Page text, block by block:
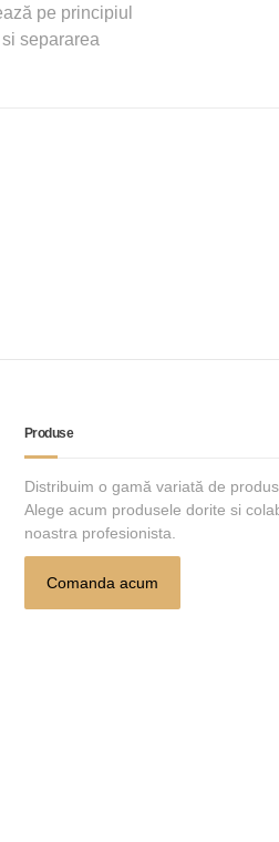
pe principiul
separarea
Produse
Distribuim o gamă variată de
Alege acum produsele dorite si
noastra profesionista.
Comanda acum